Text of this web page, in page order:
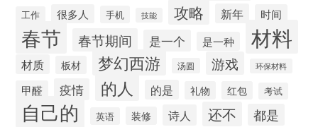
工作 很多人 手机 技能 攻略 新年 时间
春节 春节期间 是一个 是一种 材料
材质 板材 梦幻西游 汤圆 游戏 环保材料
甲醛 疫情 的人 的是 礼物 红包 考试
自己的 英语 装修 诗人 还不 都是